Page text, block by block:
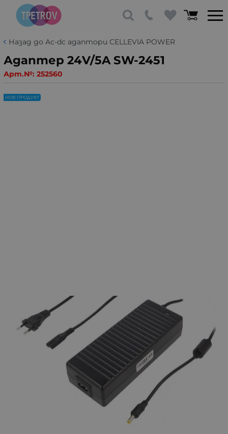
Назад до Ac-dc адаптори CELLEVIA POWER
Адаптер 24V/5A SW-2451
Арт.№: 252560
НОВ ПРОДУКТ